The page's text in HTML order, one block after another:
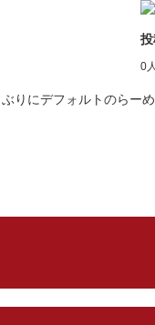
0
りにデフォルトのらー